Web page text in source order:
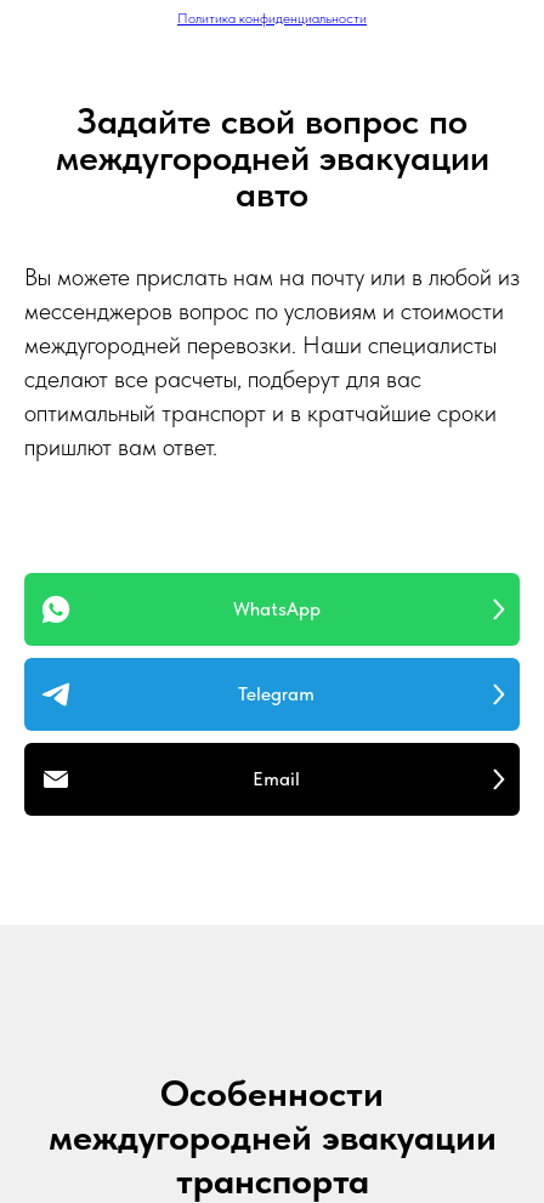
Политика конфиденциальности
Задайте свой вопрос по
междугородней эвакуации
авто
Вы можете прислать нам на почту или в любой из
мессенджеров вопрос по условиям и стоимости
междугородней перевозки. Наши специалисты
сделают все расчеты, подберут для вас
оптимальный транспорт и в кратчайшие сроки
пришлют вам ответ.
WhatsApp
Telegram
Email
Особенности
междугородней эвакуации
транспорта